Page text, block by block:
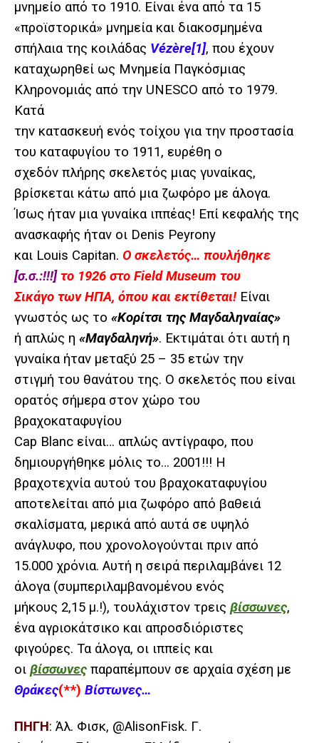
μνημείο από το 1910. Είναι ένα από τα 15
«προϊστορικά» μνημεία και διακοσμημένα
σπήλαια της κοιλάδας Vézère[1], που έχουν
καταχωρηθεί ως Μνημεία Παγκόσμιας
Κληρονομιάς από την UNESCO από το 1979.
Κατά
την κατασκευή ενός τοίχου για την προστασία
του καταφυγίου το 1911, ευρέθη ο
σχεδόν πλήρης σκελετός μιας γυναίκας,
βρίσκεται κάτω από μια ζωφόρο με άλογα.
Ίσως ήταν μια γυναίκα ιππέας! Επί κεφαλής της
ανασκαφής ήταν οι Denis Peyrony
και Louis Capitan. Ο σκελετός… πουλήθηκε
[σ.σ.:!!!]το 1926 στο Field Museum του
Σικάγο των ΗΠΑ, όπου και εκτίθεται!Είναι
γνωστός ως το «Κορίτσι της Μαγδαληναίας»
ή απλώς η «Μαγδαληνή». Εκτιμάται ότι αυτή η
γυναίκα ήταν μεταξύ 25 – 35 ετών την
στιγμή του θανάτου της. Ο σκελετός που είναι
ορατός σήμερα στον χώρο του
βραχοκαταφυγίου
Cap Blanc είναι… απλώς αντίγραφο, που
δημιουργήθηκε μόλις το… 2001!!! Η
βραχοτεχνία αυτού του βραχοκαταφυγίου
αποτελείται από μια ζωφόρο από βαθειά
σκαλίσματα, μερικά από αυτά σε υψηλό
ανάγλυφο, που χρονολογούνται πριν από
15.000 χρόνια. Αυτή η σειρά περιλαμβάνει 12
άλογα (συμπεριλαμβανομένου ενός
μήκους 2,15 μ.!), τουλάχιστον τρεις βίσσωνες,
ένα αγριοκάτσικο και απροσδιόριστες
φιγούρες. Τα άλογα, οι ιππείς και
οι βίσσωνες παραπέμπουν σε αρχαία σχέση με
Θράκες(**) Βίστωνες…
ΠΗΓΗ: Άλ. Φισκ, @AlisonFisk. Γ.